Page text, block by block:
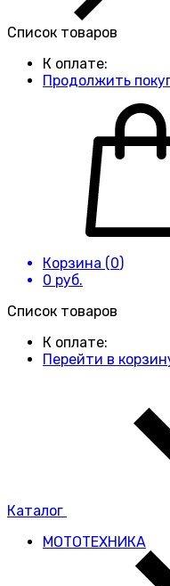
Список товаров
К оплате:
Продолжить
Корзина (0)
0 руб.
Список товаров
К оплате:
Перейти в
Каталог
МОТОТЕХНИКА